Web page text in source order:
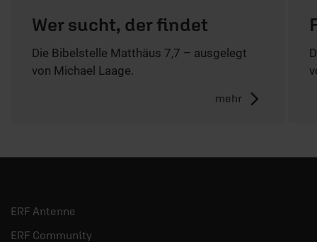
Wer sucht, der findet
Die Bibelstelle Matthäus 7,7 – ausgelegt
von Michael Laage.
mehr
ERF Antenne
ERF Community